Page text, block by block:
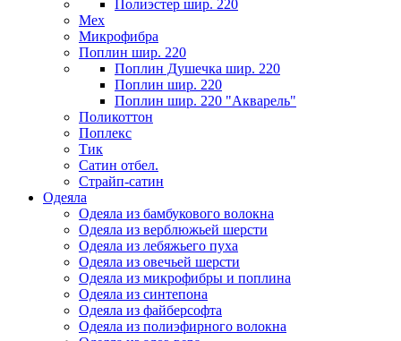
Полиэстер шир. 220
Мех
Микрофибра
Поплин шир. 220
Поплин Душечка шир. 220
Поплин шир. 220
Поплин шир. 220 "Акварель"
Поликоттон
Поплекс
Тик
Сатин отбел.
Страйп-сатин
Одеяла
Одеяла из бамбукового волокна
Одеяла из верблюжьей шерсти
Одеяла из лебяжьего пуха
Одеяла из овечьей шерсти
Одеяла из микрофибры и поплина
Одеяла из синтепона
Одеяла из файберсофта
Одеяла из полиэфирного волокна